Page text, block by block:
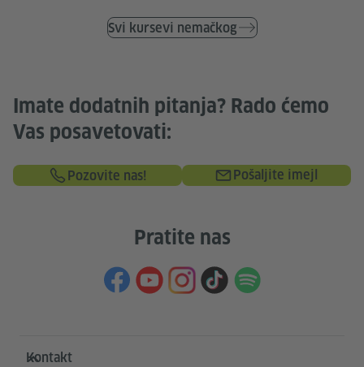
Svi kursevi nemačkog
Imate dodatnih pitanja? Rado ćemo
Vas posavetovati:
Pozovite nas! Pošaljite imejl
Pratite nas
Service- und Informationsbereich
Kontakt